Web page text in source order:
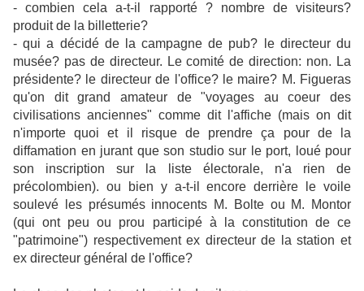
- combien
cela a-t-il rapporté ? nombre de visiteurs?
produit de la billetterie?
- qui a décidé de la campagne de pub? le directeur du
musée? pas de directeur. Le comité de direction: non. La
présidente? le directeur de l'office? le maire? M. Figueras
qu'on dit grand amateur de "voyages au coeur des
civilisations anciennes" comme dit l'affiche (mais on dit
n'importe quoi et il risque de prendre ça pour de la
diffamation en jurant que son studio sur le port, loué pour
son inscription sur la liste électorale, n'a rien de
précolombien). ou bien y a-t-il encore derrière le voile
soulevé les présumés innocents M. Bolte ou M. Montor
(qui ont peu ou prou participé à la constitution de ce
"patrimoine") respectivement ex directeur de la station et
ex directeur général de l'office?